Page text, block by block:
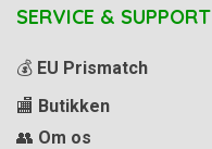
SERVICE & SUPPORT
💰 EU Prismatch
🏬 Butikken
👥 Om os